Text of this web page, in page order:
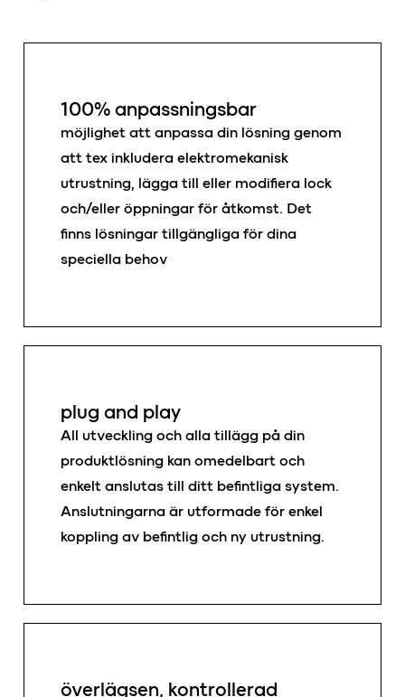
100% anpassningsbar
möjlighet att anpassa din lösning genom
att tex inkludera elektromekanisk
utrustning, lägga till eller modifiera lock
och/eller öppningar för åtkomst. Det
finns lösningar tillgängliga för dina
speciella behov
plug and play
All utveckling och alla tillägg på din
produktlösning kan omedelbart och
enkelt anslutas till ditt befintliga system.
Anslutningarna är utformade för enkel
koppling av befintlig och ny utrustning.
överlägsen, kontrollerad